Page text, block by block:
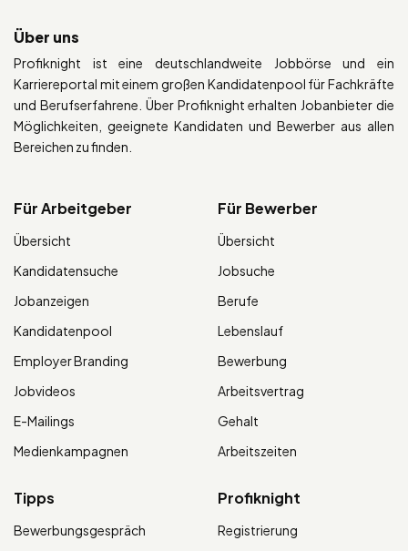
Über uns
Profiknight ist eine deutschlandweite Jobbörse und ein
Karriereportal mit einem großen Kandidatenpool für Fachkräfte
und Berufserfahrene. Über Profiknight erhalten Jobanbieter die
Möglichkeiten, geeignete Kandidaten und Bewerber aus allen
Bereichen zu finden.
Für Arbeitgeber
Übersicht
Kandidatensuche
Jobanzeigen
Kandidatenpool
Employer Branding
Jobvideos
E-Mailings
Medienkampagnen
Für Bewerber
Übersicht
Jobsuche
Berufe
Lebenslauf
Bewerbung
Arbeitsvertrag
Gehalt
Arbeitszeiten
Tipps
Bewerbungsgespräch
Profiknight
Registrierung